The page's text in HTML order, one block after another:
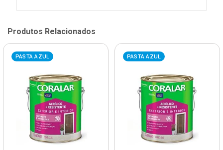
Produtos Relacionados
PASTA AZUL PASTA AZUL